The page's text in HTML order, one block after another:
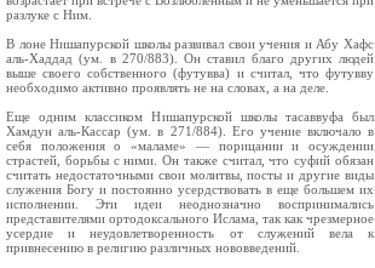
разлуке с Ним.
В лоне Нишапурской школы развивал свои учения и Абу Хафс
аль-Хаддад (ум. в 270/883). Он ставил благо других людей
выше своего собственного (футувва) и считал, что футувву
необходимо активно проявлять не на словах, а на деле.
Еще одним классиком Нишапурской школы тасаввуфа был
Хамдун аль-Кассар (ум. в 271/884). Его учение включало в
себя положения о «маламе» — порицании и осуждении
страстей, борьбы с ними. Он также считал, что суфий обязан
считать недостаточными свои молитвы, посты и другие виды
служения Богу и постоянно усердствовать в еще большем их
исполнении. Эти идеи неоднозначно воспринимались
представителями ортодоксального Ислама, так как чрезмерное
усердие и неудовлетворенность от служений вела к
привнесению в религию различных нововведений.